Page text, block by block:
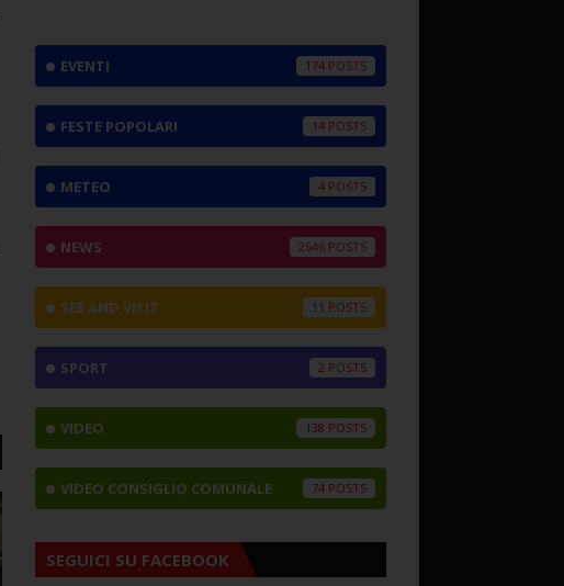
EVENTI 174
FESTE POPOLARI 14
METEO 4
NEWS 2546
SEE AND VISIT 11
SPORT 2
VIDEO 138
VIDEO CONSIGLIO COMUNALE 74
SEGUICI SU FACEBOOK